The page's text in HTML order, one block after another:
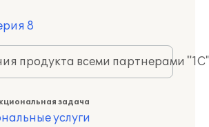
8
продукта всеми партнерами
задача
услуги